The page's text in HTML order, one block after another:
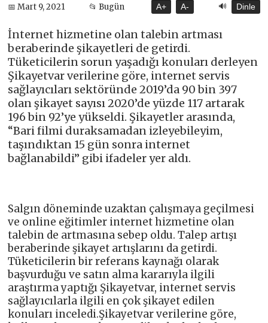
📅 Mart 9, 2021 📂 Bugün A+ A- 🔊 Dinle
İnternet hizmetine olan talebin artması
beraberinde şikayetleri de getirdi.
Tüketicilerin sorun yaşadığı konuları derleyen
Şikayetvar verilerine göre, internet servis
sağlayıcıları sektöründe 2019’da 90 bin 397
olan şikayet sayısı 2020’de yüzde 117 artarak
196 bin 92’ye yükseldi. Şikayetler arasında,
“Bari filmi duraksamadan izleyebileyim,
taşındıktan 15 gün sonra internet
bağlanabildi” gibi ifadeler yer aldı.
Salgın döneminde uzaktan çalışmaya geçilmesi
ve online eğitimler internet hizmetine olan
talebin de artmasına sebep oldu. Talep artışı
beraberinde şikayet artışlarını da getirdi.
Tüketicilerin bir referans kaynağı olarak
başvurduğu ve satın alma kararıyla ilgili
araştırma yaptığı Şikayetvar, internet servis
sağlayıcılarla ilgili en çok şikayet edilen
konuları inceledi.Şikayetvar verilerine göre,